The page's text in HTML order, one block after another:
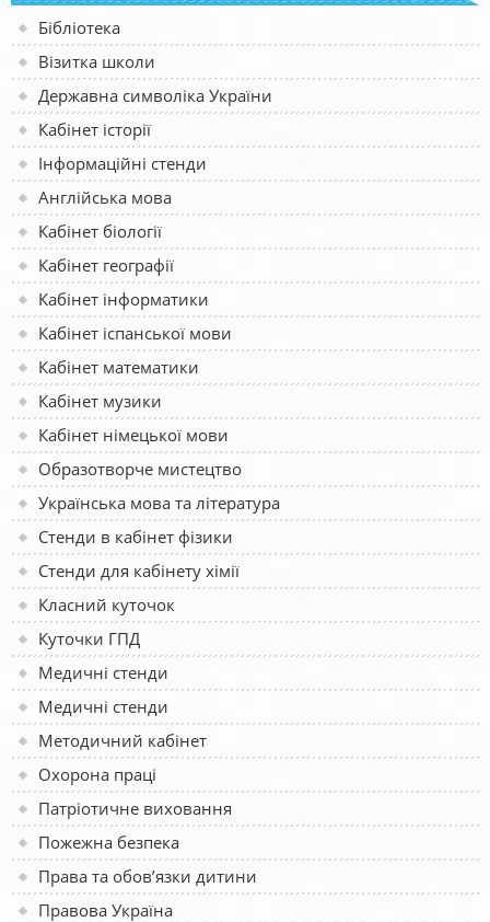
Бібліотека
Візитка школи
Державна символіка України
Кабінет історії
Інформаційні стенди
Англійська мова
Кабінет біології
Кабінет географії
Кабінет інформатики
Кабінет іспанської мови
Кабінет математики
Кабінет музики
Кабінет німецької мови
Образотворче мистецтво
Українська мова та література
Стенди в кабінет фізики
Стенди для кабінету хімії
Класний куточок
Куточки ГПД
Медичні стенди
Медичні стенди
Методичний кабінет
Охорона праці
Патріотичне виховання
Пожежна безпека
Права та обов’язки дитини
Правова Україна